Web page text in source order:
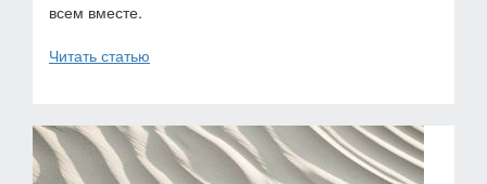
всем вместе.
Читать статью